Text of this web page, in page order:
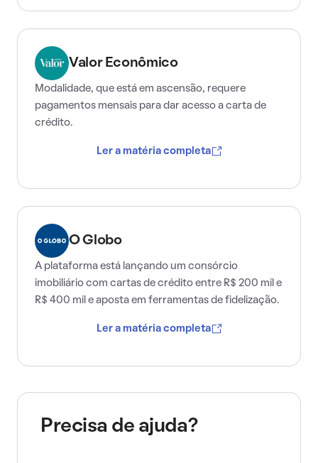
Valor Econômico
Modalidade, que está em ascensão, requere
pagamentos mensais para dar acesso a carta de
crédito.
Ler a matéria completa
O Globo
A plataforma está lançando um consórcio
imobiliário com cartas de crédito entre R$ 200 mil e
R$ 400 mil e aposta em ferramentas de fidelização.
Ler a matéria completa
Precisa de ajuda?